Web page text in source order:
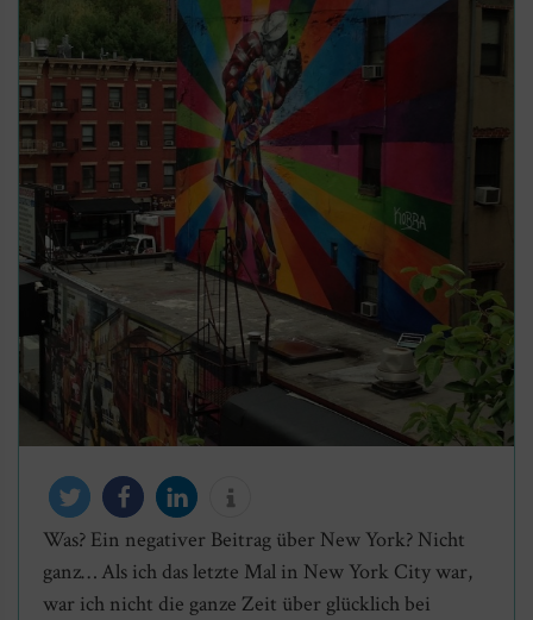
twittern teilen mitteilen info
Was? Ein negativer Beitrag über New York? Nicht
ganz… Als ich das letzte Mal in New York City war,
war ich nicht die ganze Zeit über glücklich bei